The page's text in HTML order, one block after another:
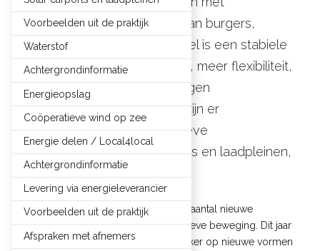
energiegemeenschappen van burgers,
bedrijven en overheden. Doel is een stabiele
en eerlijke prijs voor energie, meer flexibiliteit,
en zeggenschap over de eigen
energievoorziening. Verder zijn er
ontwikkelingen in coöperatieve
energieopslag, solar carports en laadpleinen,
en wind op zee.
In dit hoofdstuk staan we stil bij een aantal nieuwe
ontwikkelingen binnen de coöperatieve beweging. Dit jaar
richten we de aandacht wat specifieker op nieuwe vormen
Voorbeelden uit de praktijk
Waterstof
Achtergrondinformatie
Energieopslag
Coöperatieve wind op zee
Energie delen / Local4local
Achtergrondinformatie
Levering via energieleverancier
Voorbeelden uit de praktijk
Afspraken met afnemers